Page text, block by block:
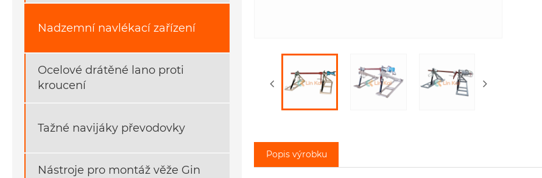
Nadzemní navlékací zařízení
Ocelové drátěné lano proti
kroucení
Tažné navijáky převodovky
Nástroje pro montáž věže Gin
Popis výrobku